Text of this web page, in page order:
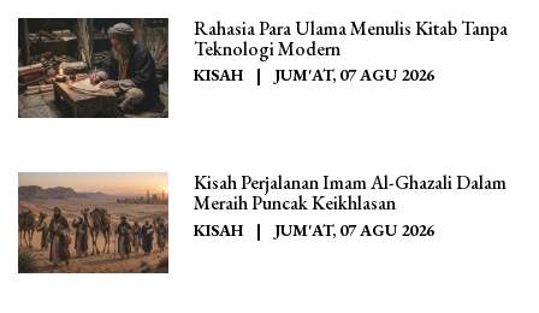
Rahasia Para Ulama Menulis Kitab Tanpa
Teknologi Modern
KISAH | JUM'AT, 07 AGU 2026
Kisah Perjalanan Imam Al-Ghazali Dalam
Meraih Puncak Keikhlasan
KISAH | JUM'AT, 07 AGU 2026